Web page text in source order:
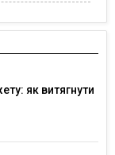
як витягнути